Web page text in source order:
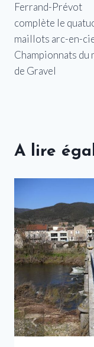
de
l’article
Ferrand-Prévot
complète le
maillots arc-en-
Championnats du
de Gravel
A lire